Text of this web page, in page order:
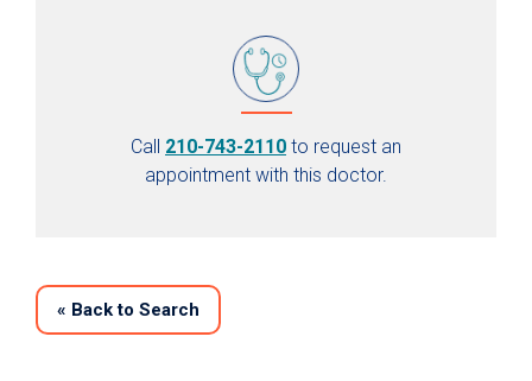
Call 210-743-2110 to request an
appointment with this doctor.
« Back to Search